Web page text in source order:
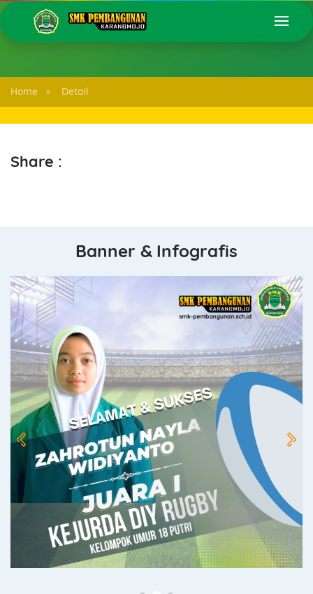
Home » Detail
Share :
Banner & Infografis